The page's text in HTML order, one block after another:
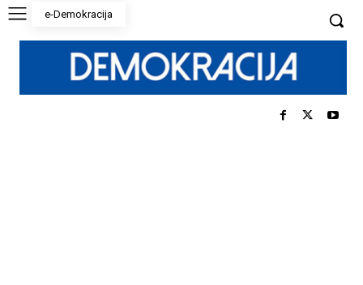
e-Demokracija